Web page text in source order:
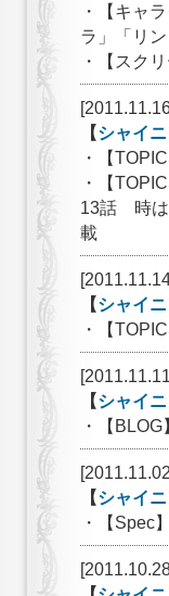
・【キャ
ラ」「リ
・【スク
【シャイ
・【
・【
13話 時は
載
【シャイ
・【
【シャイ
・【
【シャイ
・【Spec